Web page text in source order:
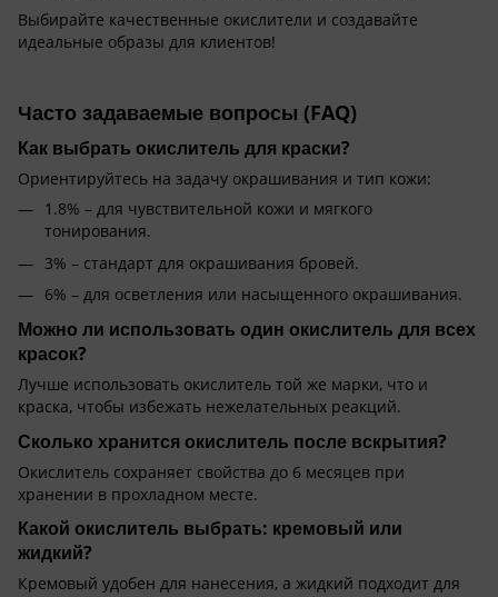
Выбирайте качественные окислители и создавайте
идеальные образы для клиентов!
Часто задаваемые вопросы (FAQ)
Как выбрать окислитель для краски?
Ориентируйтесь на задачу окрашивания и тип кожи:
1.8% – для чувствительной кожи и мягкого
тонирования.
3% – стандарт для окрашивания бровей.
6% – для осветления или насыщенного окрашивания.
Можно ли использовать один окислитель для всех
красок?
Лучше использовать окислитель той же марки, что и
краска, чтобы избежать нежелательных реакций.
Сколько хранится окислитель после вскрытия?
Окислитель сохраняет свойства до 6 месяцев при
хранении в прохладном месте.
Какой окислитель выбрать: кремовый или
жидкий?
Кремовый удобен для нанесения, а жидкий подходит для